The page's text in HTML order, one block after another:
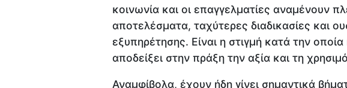
κοινωνία και οι επαγγελματίες αναμένουν
αποτελέσματα, ταχύτερες διαδικασίες και
εξυπηρέτησης. Είναι η στιγμή κατά την
αποδείξει στην πράξη την αξία και τη
Αναμφίβολα, έχουν ήδη γίνει σημαντικά